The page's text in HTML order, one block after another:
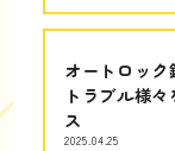
オートロック
トラブル様
ス
2025.04.25